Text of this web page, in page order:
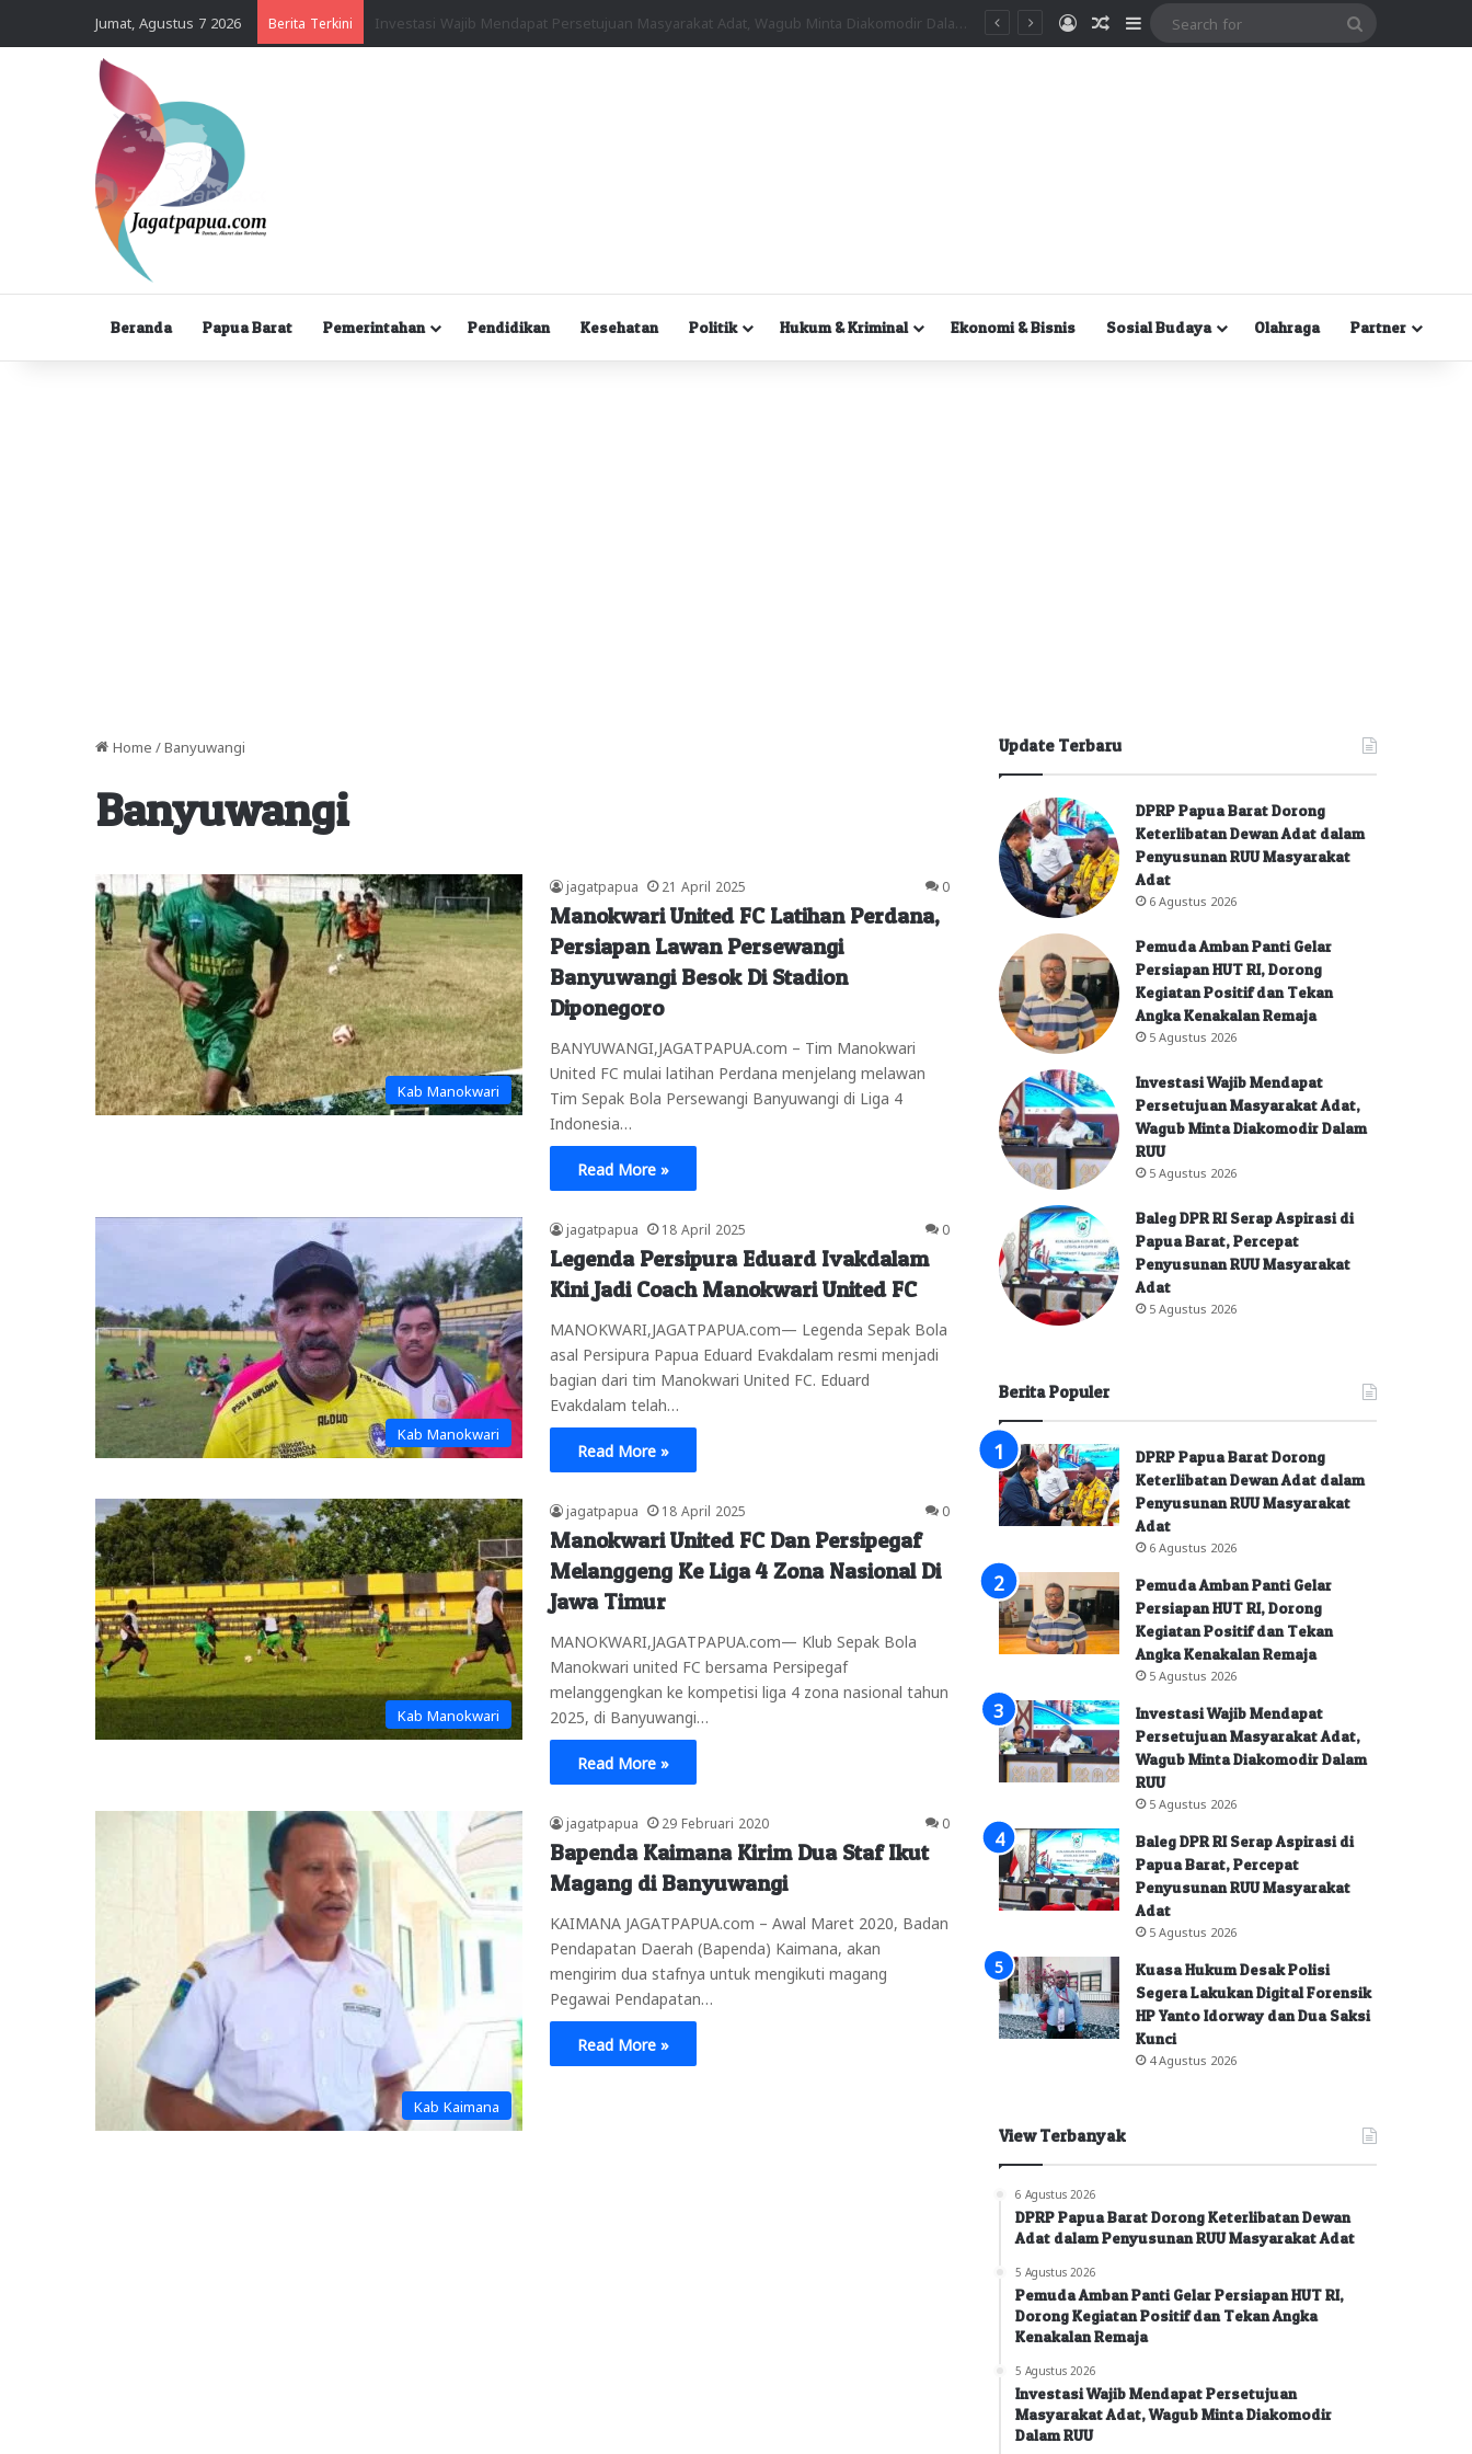
Jumat, Agustus 7 2026 Berita Terkini MasukRandom Article
Sidebar
Beranda Papua Barat Pemerintahan Pendidikan Kesehatan Politik Hukum & Kriminal Ekonomi & Bisnis Sosial Budaya Olahraga Partner
Home / Banyuwangi
Banyuwangi
Kab Manokwari
jagatpapua 21 April 2025 0
Manokwari United FC Latihan Perdana,
Persiapan Lawan Persewangi
Banyuwangi Besok Di Stadion
Diponegoro
BANYUWANGI,JAGATPAPUA.com – Tim Manokwari
United FC mulai latihan Perdana menjelang melawan
Tim Sepak Bola Persewangi Banyuwangi di Liga 4
Indonesia…
Read More »
Kab Manokwari
jagatpapua 18 April 2025 0
Legenda Persipura Eduard Ivakdalam
Kini Jadi Coach Manokwari United FC
MANOKWARI,JAGATPAPUA.com— Legenda Sepak Bola
asal Persipura Papua Eduard Evakdalam resmi menjadi
bagian dari tim Manokwari United FC. Eduard
Evakdalam telah…
Read More »
Kab Manokwari
jagatpapua 18 April 2025 0
Manokwari United FC Dan Persipegaf
Melanggeng Ke Liga 4 Zona Nasional Di
Jawa Timur
MANOKWARI,JAGATPAPUA.com— Klub Sepak Bola
Manokwari united FC bersama Persipegaf
melanggengkan ke kompetisi liga 4 zona nasional tahun
2025, di Banyuwangi…
Read More »
Kab Kaimana
jagatpapua 29 Februari 2020 0
Bapenda Kaimana Kirim Dua Staf Ikut
Magang di Banyuwangi
KAIMANA JAGATPAPUA.com – Awal Maret 2020, Badan
Pendapatan Daerah (Bapenda) Kaimana, akan
mengirim dua stafnya untuk mengikuti magang
Pegawai Pendapatan…
Read More »
Update Terbaru
DPRP Papua Barat Dorong
Keterlibatan Dewan Adat dalam
Penyusunan RUU Masyarakat
Adat
6 Agustus 2026
Pemuda Amban Panti Gelar
Persiapan HUT RI, Dorong
Kegiatan Positif dan Tekan
Angka Kenakalan Remaja
5 Agustus 2026
Investasi Wajib Mendapat
Persetujuan Masyarakat Adat,
Wagub Minta Diakomodir Dalam
RUU
5 Agustus 2026
Baleg DPR RI Serap Aspirasi di
Papua Barat, Percepat
Penyusunan RUU Masyarakat
Adat
5 Agustus 2026
Berita Populer
DPRP Papua Barat Dorong
Keterlibatan Dewan Adat dalam
Penyusunan RUU Masyarakat
Adat
6 Agustus 2026
Pemuda Amban Panti Gelar
Persiapan HUT RI, Dorong
Kegiatan Positif dan Tekan
Angka Kenakalan Remaja
5 Agustus 2026
Investasi Wajib Mendapat
Persetujuan Masyarakat Adat,
Wagub Minta Diakomodir Dalam
RUU
5 Agustus 2026
Baleg DPR RI Serap Aspirasi di
Papua Barat, Percepat
Penyusunan RUU Masyarakat
Adat
5 Agustus 2026
Kuasa Hukum Desak Polisi
Segera Lakukan Digital Forensik
HP Yanto Idorway dan Dua Saksi
Kunci
4 Agustus 2026
View Terbanyak
6 Agustus 2026
DPRP Papua Barat Dorong Keterlibatan Dewan
Adat dalam Penyusunan RUU Masyarakat Adat
5 Agustus 2026
Pemuda Amban Panti Gelar Persiapan HUT RI,
Dorong Kegiatan Positif dan Tekan Angka
Kenakalan Remaja
5 Agustus 2026
Investasi Wajib Mendapat Persetujuan
Masyarakat Adat, Wagub Minta Diakomodir
Dalam RUU